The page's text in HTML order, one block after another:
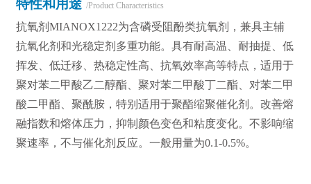
特性和用途 /Product Characteristics
抗氧剂MIANOX1222为含磷受阻酚类抗氧剂，兼具主辅
抗氧化剂和光稳定剂多重功能。具有耐高温、耐抽提、低
挥发、低迁移、热稳定性高、抗氧效率高等特点，适用于
聚对苯二甲酸乙二醇酯、聚对苯二甲酸丁二酯、对苯二甲
酸二甲酯、聚酰胺，特别适用于聚酯缩聚催化剂。改善熔
融指数和熔体压力，抑制颜色变色和粘度变化。不影响缩
聚速率，不与催化剂反应。一般用量为0.1-0.5%。